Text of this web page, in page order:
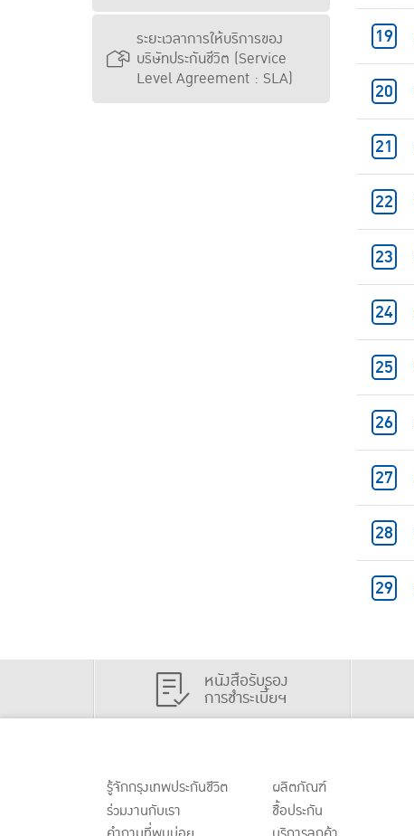
ระยะเวลาการให้บริการของ
บริษัทประกันชีวิต (Service
Level Agreement : SLA)
หนังสือรับรอง
การชำระเบี้ยฯ
รู้จักกรุงเทพประกันชีวิต
ร่วมงานกับเรา
ผลิตภัณฑ์
ชื้อประกัน